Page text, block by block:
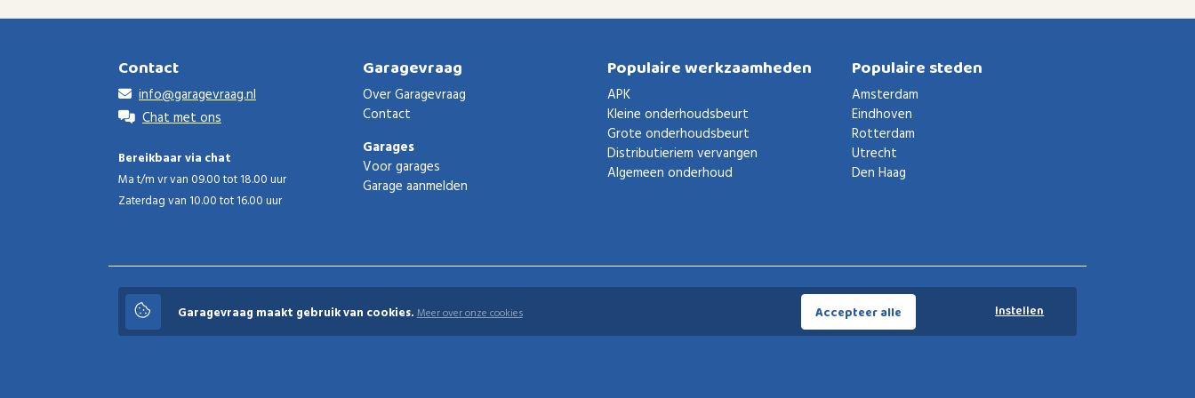
Contact
info@garagevraag.nl
Chat met ons
Bereikbaar via chat
Ma t/m vr van 09.00 tot 18.00 uur
Zaterdag van 10.00 tot 16.00 uur
Garagevraag
Over Garagevraag
Contact
Garages
Voor garages
Garage aanmelden
Populaire werkzaamheden
APK
Kleine onderhoudsbeurt
Grote onderhoudsbeurt
Distributieriem vervangen
Algemeen onderhoud
Populaire steden
Amsterdam
Eindhoven
Rotterdam
Utrecht
Den Haag
Garagevraag
© 2026 Garagevraag - V1.3.5 - Alle rechten voorbehouden
Voorwaarden Privacybeleid Privacy instellingen
Garagevraag maakt gebruik van cookies.Meer over onze cookies Accepteer alle Instellen